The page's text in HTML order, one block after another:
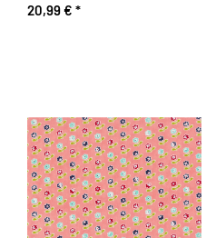
Grund, schwarz-lachsrosa,
20,99 € *